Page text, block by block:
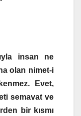
insan ne
olan nimet-i
Evet,
semavat ve
bir kısmı